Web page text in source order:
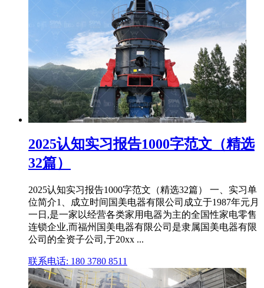
2025认知实习报告1000字范文（精选
32篇）
2025认知实习报告1000字范文（精选32篇） 一、实习单
位简介1、成立时间国美电器有限公司成立于1987年元月
一日,是一家以经营各类家用电器为主的全国性家电零售
连锁企业,而福州国美电器有限公司是隶属国美电器有限
公司的全资子公司,于20xx ...
联系电话: 180 3780 8511